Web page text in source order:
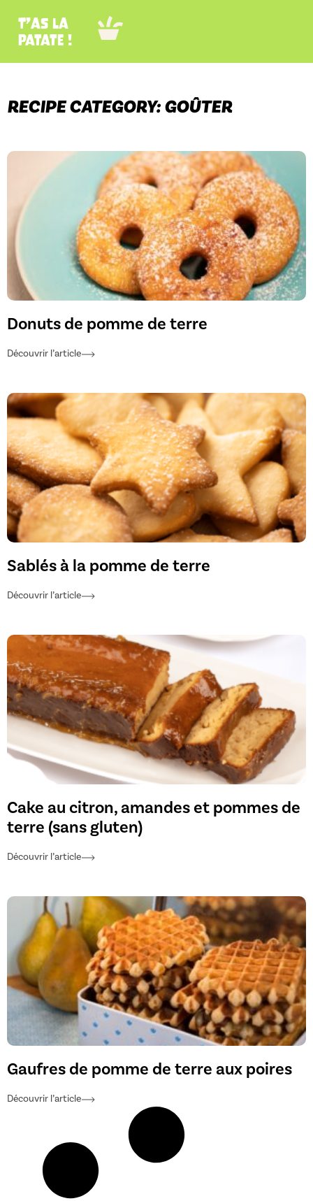
T’as la
patate !
RECIPE CATEGORY: GOÛTER
Donuts de pomme de terre
Découvrir l’article
Sablés à la pomme de terre
Découvrir l’article
Cake au citron, amandes et pommes de
terre (sans gluten)
Découvrir l’article
Gaufres de pomme de terre aux poires
Découvrir l’article